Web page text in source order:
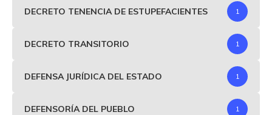
DECRETO TENENCIA DE ESTUPEFACIENTES 1
DECRETO TRANSITORIO 1
DEFENSA JURÍDICA DEL ESTADO 1
DEFENSORÍA DEL PUEBLO 1